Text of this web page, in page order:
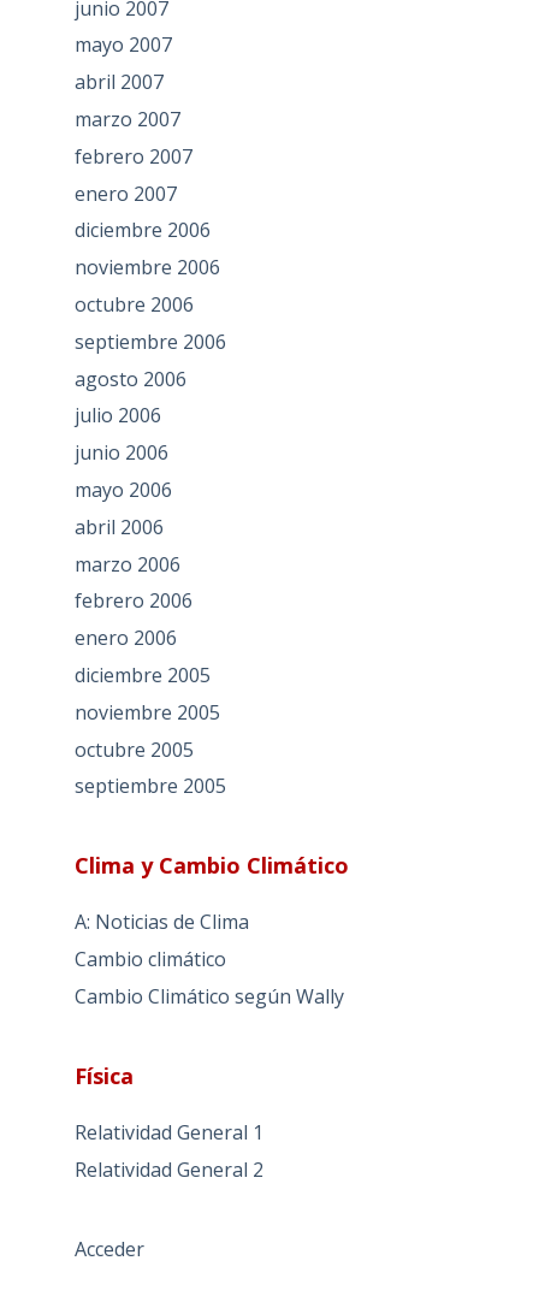
junio 2007
mayo 2007
abril 2007
marzo 2007
febrero 2007
enero 2007
diciembre 2006
noviembre 2006
octubre 2006
septiembre 2006
agosto 2006
julio 2006
junio 2006
mayo 2006
abril 2006
marzo 2006
febrero 2006
enero 2006
diciembre 2005
noviembre 2005
octubre 2005
septiembre 2005
Clima y Cambio Climático
A: Noticias de Clima
Cambio climático
Cambio Climático según Wally
Física
Relatividad General 1
Relatividad General 2
Acceder